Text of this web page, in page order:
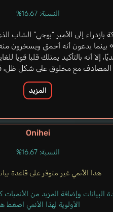
النسبة: 16.67%
بازدراء إلى الأمير “بوجي” الشاب
بينما يدعون أنه أحمق ويسخرون
إلا أنه بالتأكيد يمتلك قلبا قويا
المصادف مع مخلوق على شكل ظل،
المزيد
Onihei
النسبة: 16.67%
هذا الأنمي غير متوفر على قاعدة
البيانات وإضافة المزيد من
الأولوية لهذا الأنمي اضغط